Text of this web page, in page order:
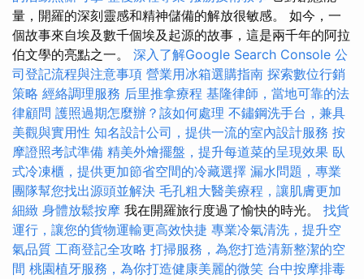
量，開羅的深刻靈感和精神儲備的解放很敏感。 如今，一
個故事來自埃及數千個埃及起源的故事，這是兩千年的阿拉
伯文學的亮點之一。 深入了解Google Search Console 公
司登記流程與注意事項 營業用冰箱選購指南 探索數位行銷
策略 經絡調理服務 后里推拿療程 基隆律師，當地可靠的法
律顧問 護照過期怎麼辦？該如何處理 不鏽鋼洗手台，兼具
美觀與實用性 知名設計公司，提供一流的室內設計服務 按
摩證照考試準備 精美外燴擺盤，提升每道菜的呈現效果 臥
式冷凍櫃，提供更加節省空間的冷藏選擇 漏水問題，專業
團隊幫您找出源頭並解決 毛孔粗大醫美療程，讓肌膚更加
細緻 身體放鬆按摩 我在開羅旅行度過了愉快的時光。 找貨
運行，讓您的貨物運輸更高效快捷 專業冷氣清洗，提升空
氣品質 工商登記全攻略 打掃服務，為您打造清新整潔的空
間 桃園植牙服務，為你打造健康美麗的微笑 台中按摩排毒